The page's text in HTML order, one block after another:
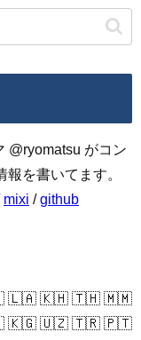
@ryomatsu がコン
を書いてます。
mixi /github
🇱🇦 🇰🇭 🇹🇭 🇲🇲
🇰🇬 🇺🇿 🇹🇷 🇵🇹